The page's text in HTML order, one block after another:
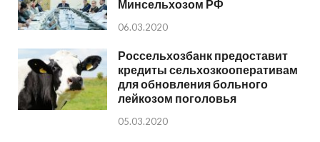
Минсельхозом РФ
06.03.2020
Россельхозбанк предоставит
кредиты сельхозкооперативам
для обновления больного
лейкозом поголовья
05.03.2020